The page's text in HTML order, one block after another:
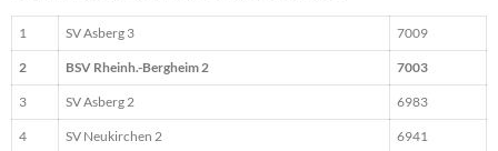
1 SV Asberg 3 7009
2 BSV Rheinh.-Bergheim 2 7003
3 SV Asberg 2 6983
4 SV Neukirchen 2 6941